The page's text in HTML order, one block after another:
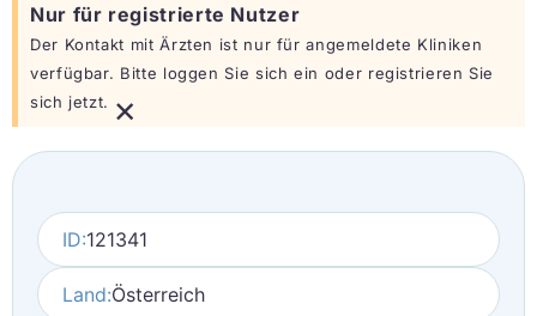
Nur für registrierte Nutzer
Der Kontakt mit Ärzten ist nur für angemeldete Kliniken
verfügbar. Bitte loggen Sie sich ein oder registrieren Sie
sich jetzt. ×
ID:121341
Land:Österreich